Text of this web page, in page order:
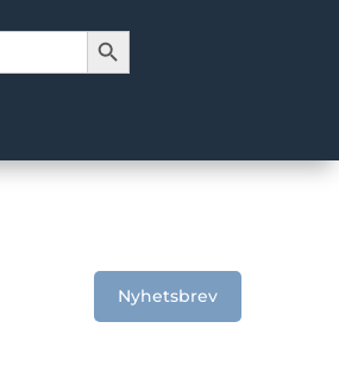
Sökknapp
det är dags att se över sparandet
Nyhetsbrev